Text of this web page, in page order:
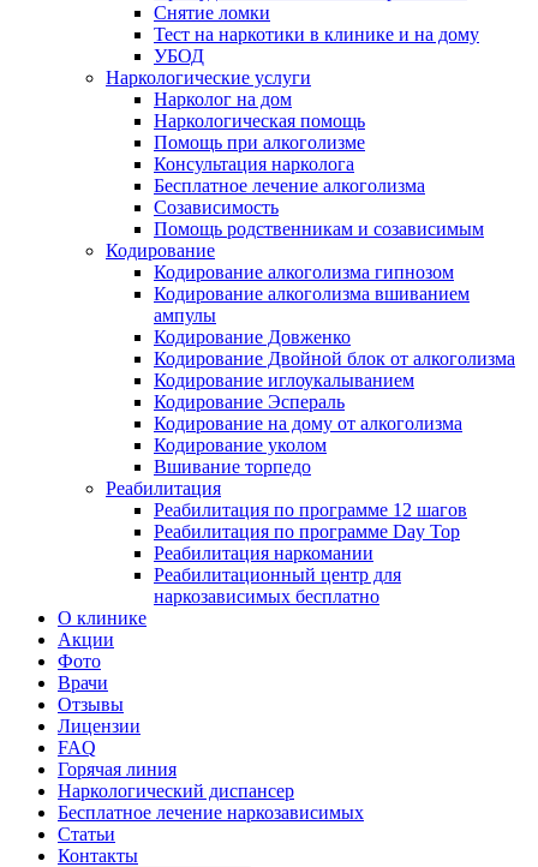
Снятие ломки
Тест на наркотики в клинике и на дому
УБОД
Наркологические услуги
Нарколог на дом
Наркологическая помощь
Помощь при алкоголизме
Консультация нарколога
Бесплатное лечение алкоголизма
Созависимость
Помощь родственникам и созависимым
Кодирование
Кодирование алкоголизма гипнозом
Кодирование алкоголизма вшиванием
ампулы
Кодирование Довженко
Кодирование Двойной блок от алкоголизма
Кодирование иглоукалыванием
Кодирование Эспераль
Кодирование на дому от алкоголизма
Кодирование уколом
Вшивание торпедо
Реабилитация
Реабилитация по программе 12 шагов
Реабилитация по программе Day Top
Реабилитация наркомании
Реабилитационный центр для
наркозависимых бесплатно
О клинике
Акции
Фото
Врачи
Отзывы
Лицензии
FAQ
Горячая линия
Наркологический диспансер
Бесплатное лечение наркозависимых
Статьи
Контакты